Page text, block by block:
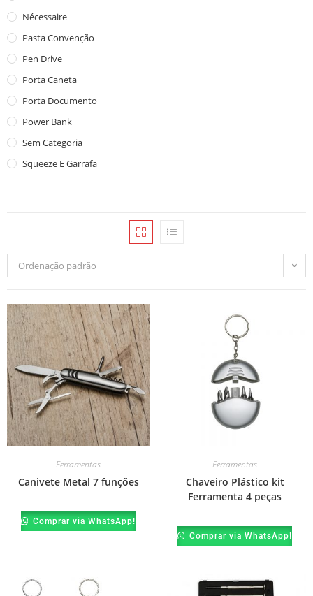
Nécessaire
Pasta Convenção
Pen Drive
Porta Caneta
Porta Documento
Power Bank
Sem Categoria
Squeeze E Garrafa
Ordenação padrão
Ferramentas
Canivete Metal 7 funções
Comprar via WhatsApp!
Ferramentas
Chaveiro Plástico kit
Ferramenta 4 peças
Comprar via WhatsApp!